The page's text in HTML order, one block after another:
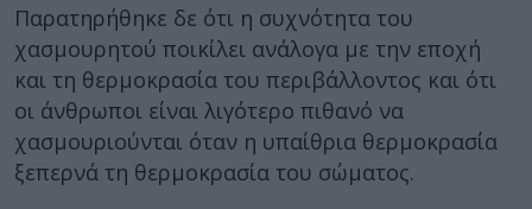
Παρατηρήθηκε δε ότι η συχνότητα του
χασμουρητού ποικίλει ανάλογα με την εποχή
και τη θερμοκρασία του περιβάλλοντος και ότι
οι άνθρωποι είναι λιγότερο πιθανό να
χασμουριούνται όταν η υπαίθρια θερμοκρασία
ξεπερνά τη θερμοκρασία του σώματος.